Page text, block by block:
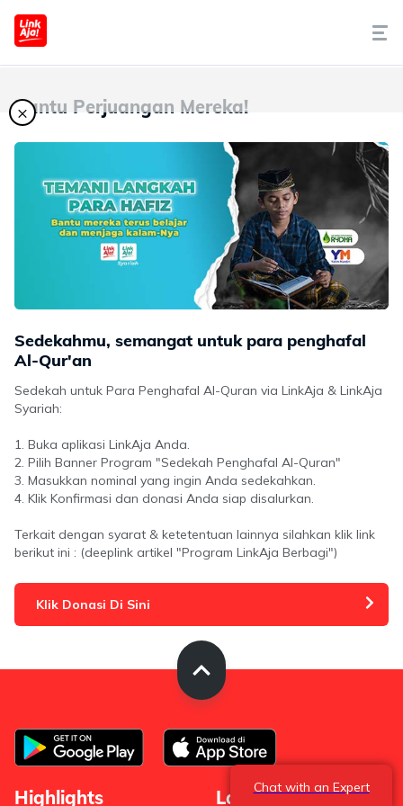
Cara Pakai
Syariah
LinkAja Berbagi
Artikel
Bantu Perjuangan Mereka!
Sedekahmu, semangat untuk para penghafal
Al-Qur'an
Sedekah untuk Para Penghafal Al-Quran via LinkAja & LinkAja
Syariah:
1. Buka aplikasi LinkAja Anda.
2. Pilih Banner Program "Sedekah Penghafal Al-Quran"
3. Masukkan nominal yang ingin Anda sedekahkan.
4. Klik Konfirmasi dan donasi Anda siap disalurkan.
Terkait dengan syarat & ketetentuan lainnya silahkan klik link
berikut ini : (deeplink artikel "Program LinkAja Berbagi")
Klik Donasi Di Sini
Highlights Layanan
×
Chat with an Expert